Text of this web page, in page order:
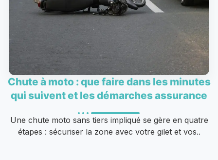
Chute à moto : que faire dans les minutes
qui suivent et les démarches assurance
Une chute moto sans tiers impliqué se gère en quatre
étapes : sécuriser la zone avec votre gilet et vos..